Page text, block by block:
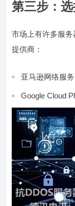
第三步：
市场上有许多服
提供商：
亚马逊网络服
Google Cloud